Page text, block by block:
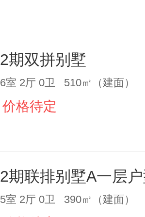
2期双拼别墅
6室 2厅 0卫 510㎡（建面）
价格待定
2期联排别墅A一层
5室 2厅 0卫 390㎡（建面）